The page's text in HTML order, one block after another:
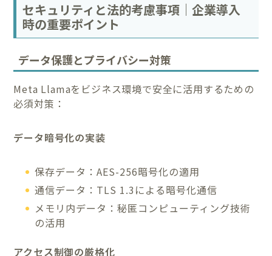
セキュリティと法的考慮事項｜企業導入
時の重要ポイント
データ保護とプライバシー対策
Meta Llamaをビジネス環境で安全に活用するための
必須対策：
データ暗号化の実装
保存データ：AES-256暗号化の適用
通信データ：TLS 1.3による暗号化通信
メモリ内データ：秘匿コンピューティング技術
の活用
アクセス制御の厳格化